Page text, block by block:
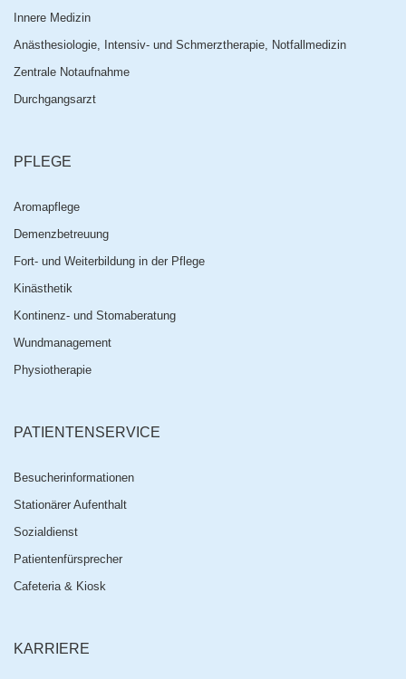
Innere Medizin
Anästhesiologie, Intensiv- und Schmerztherapie, Notfallmedizin
Zentrale Notaufnahme
Durchgangsarzt
PFLEGE
Aromapflege
Demenzbetreuung
Fort- und Weiterbildung in der Pflege
Kinästhetik
Kontinenz- und Stomaberatung
Wundmanagement
Physiotherapie
PATIENTENSERVICE
Besucherinformationen
Stationärer Aufenthalt
Sozialdienst
Patientenfürsprecher
Cafeteria & Kiosk
KARRIERE